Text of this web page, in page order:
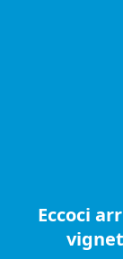
Eccoci